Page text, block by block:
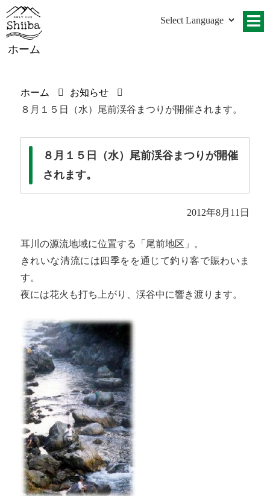
ホーム
ホーム
お知らせ
８月１５日（水）尾前渓谷まつりが開催されます。
８月１５日（水）尾前渓谷まつりが開催
されます。
2012年8月11日
耳川の源流地域に位置する「尾前地区」。
きれいな清流には四季をを通じて釣り客で賑わいま
す。
夜には花火も打ち上がり、渓谷中に響き渡ります。